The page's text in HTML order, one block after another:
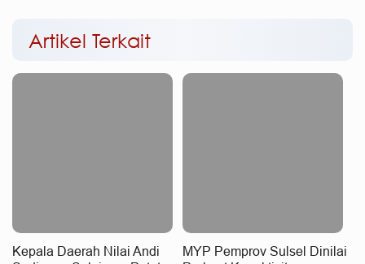
Artikel Terkait
Kepala Daerah Nilai Andi
MYP Pemprov Sulsel Dinilai